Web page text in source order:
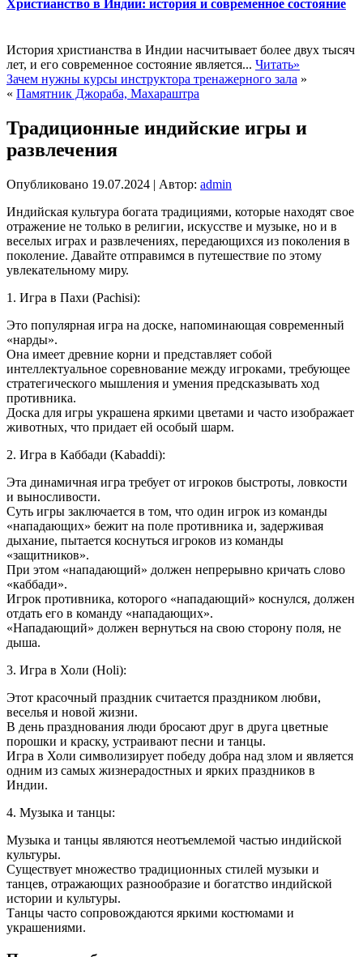
Христианство в Индии: история и современное состояние
История христианства в Индии насчитывает более двух тысяч
лет, и его современное состояние является... Читать»
Зачем нужны курсы инструктора тренажерного зала »
« Памятник Джораба, Махараштра
Традиционные индийские игры и
развлечения
Опубликовано 19.07.2024 | Автор: admin
Индийская культура богата традициями, которые находят свое
отражение не только в религии, искусстве и музыке, но и в
веселых играх и развлечениях, передающихся из поколения в
поколение. Давайте отправимся в путешествие по этому
увлекательному миру.
1. Игра в Пахи (Pachisi):
Это популярная игра на доске, напоминающая современный
«нарды».
Она имеет древние корни и представляет собой
интеллектуальное соревнование между игроками, требующее
стратегического мышления и умения предсказывать ход
противника.
Доска для игры украшена яркими цветами и часто изображает
животных, что придает ей особый шарм.
2. Игра в Каббади (Kabaddi):
Эта динамичная игра требует от игроков быстроты, ловкости
и выносливости.
Суть игры заключается в том, что один игрок из команды
«нападающих» бежит на поле противника и, задерживая
дыхание, пытается коснуться игроков из команды
«защитников».
При этом «нападающий» должен непрерывно кричать слово
«каббади».
Игрок противника, которого «нападающий» коснулся, должен
отдать его в команду «нападающих».
«Нападающий» должен вернуться на свою сторону поля, не
дыша.
3. Игра в Холи (Holi):
Этот красочный праздник считается праздником любви,
веселья и новой жизни.
В день празднования люди бросают друг в друга цветные
порошки и краску, устраивают песни и танцы.
Игра в Холи символизирует победу добра над злом и является
одним из самых жизнерадостных и ярких праздников в
Индии.
4. Музыка и танцы:
Музыка и танцы являются неотъемлемой частью индийской
культуры.
Существует множество традиционных стилей музыки и
танцев, отражающих разнообразие и богатство индийской
истории и культуры.
Танцы часто сопровождаются яркими костюмами и
украшениями.